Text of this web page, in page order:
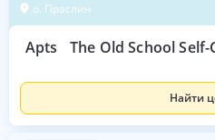
о. Праслин
Apts The Old School
Найти